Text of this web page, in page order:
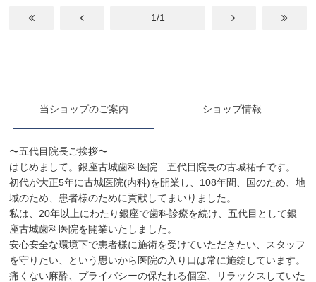
1/1
当ショップのご案内 ショップ情報
〜五代目院長ご挨拶〜
はじめまして。銀座古城歯科医院 五代目院長の古城祐子です。
初代が大正5年に古城医院(内科)を開業し、108年間、国のため、地
域のため、患者様のために貢献してまいりました。
私は、20年以上にわたり銀座で歯科診療を続け、五代目として銀
座古城歯科医院を開業いたしました。
安心安全な環境下で患者様に施術を受けていただきたい、スタッフ
を守りたい、という思いから医院の入り口は常に施錠しています。
痛くない麻酔、プライバシーの保たれる個室、リラックスしていた